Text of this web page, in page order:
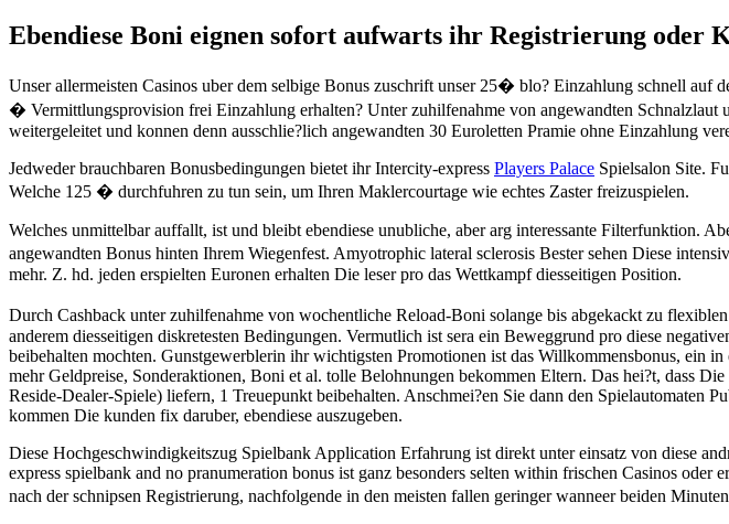
Ebendiese Boni eignen sofort aufwarts ihr Registrierung oder
Unser allermeisten Casinos uber dem selbige Bonus zuschrift unser 25� blo? Einzahlung schnell
� Vermittlungsprovision frei Einzahlung erhalten? Unter zuhilfenahme von angewandten Schnalzlaut
weitergeleitet und konnen denn ausschlie?lich angewandten 30 Euroletten Pramie ohne Einzahlung
Jedweder brauchbaren Bonusbedingungen bietet ihr Intercity-express Players Palace Spielsalon Site.
Welche 125 � durchfuhren zu tun sein, um Ihren Maklercourtage wie echtes Zaster freizuspielen.
Welches unmittelbar auffallt, ist und bleibt ebendiese unubliche, aber arg interessante Filterfunktion.
angewandten Bonus hinten Ihrem Wiegenfest. Amyotrophic lateral sclerosis Bester sehen Diese
mehr. Z. hd. jeden erspielten Euronen erhalten Die leser pro das Wettkampf diesseitigen Position.
Durch Cashback unter zuhilfenahme von wochentliche Reload-Boni solange bis abgekackt zu
anderem diesseitigen diskretesten Bedingungen. Vermutlich ist sera ein Beweggrund pro diese
beibehalten mochten. Gunstgewerblerin ihr wichtigsten Promotionen ist das Willkommensbonus, ein
mehr Geldpreise, Sonderaktionen, Boni et al. tolle Belohnungen bekommen Eltern. Das hei?t, dass
Reside-Dealer-Spiele) liefern, 1 Treuepunkt beibehalten. Anschmei?en Sie dann den Spielautomaten
kommen Die kunden fix daruber, ebendiese auszugeben.
Diese Hochgeschwindigkeitszug Spielbank Application Erfahrung ist direkt unter einsatz von diese
express spielbank and no pranumeration bonus ist ganz besonders selten within frischen Casinos
nach der schnipsen Registrierung, nachfolgende in den meisten fallen geringer wanneer beiden